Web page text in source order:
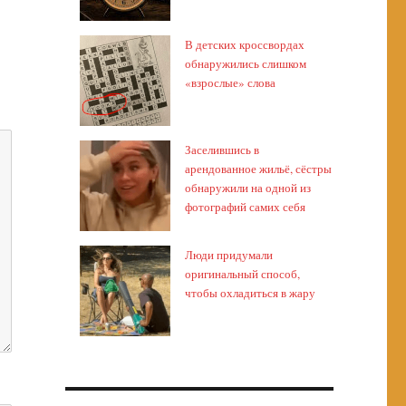
В детских кроссвордах
обнаружились слишком
«взрослые» слова
Заселившись в
арендованное жильё, сёстры
обнаружили на одной из
фотографий самих себя
Люди придумали
оригинальный способ,
чтобы охладиться в жару